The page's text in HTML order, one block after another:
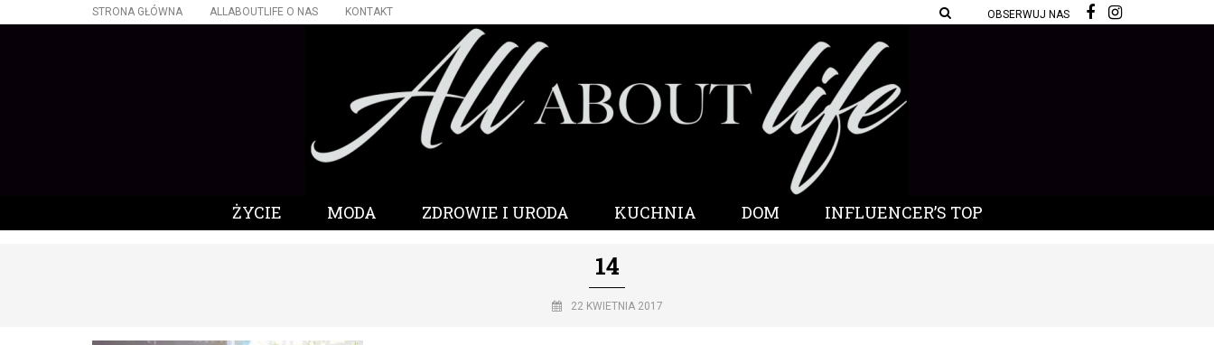
STRONA GŁÓWNA ALLABOUTLIFE O NAS KONTAKT OBSERWUJ NAS
ŻYCIE MODA ZDROWIE I URODA KUCHNIA DOM INFLUENCER’S TOP
14
22 KWIETNIA 2017